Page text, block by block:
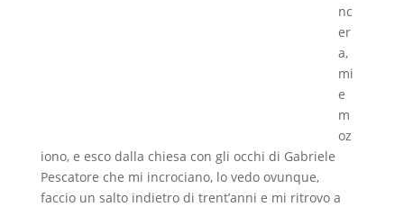
nc
er
a,
mi
e
m
oz
iono, e esco dalla chiesa con gli occhi di Gabriele
Pescatore che mi incrociano, lo vedo ovunque,
faccio un salto indietro di trent’anni e mi ritrovo a